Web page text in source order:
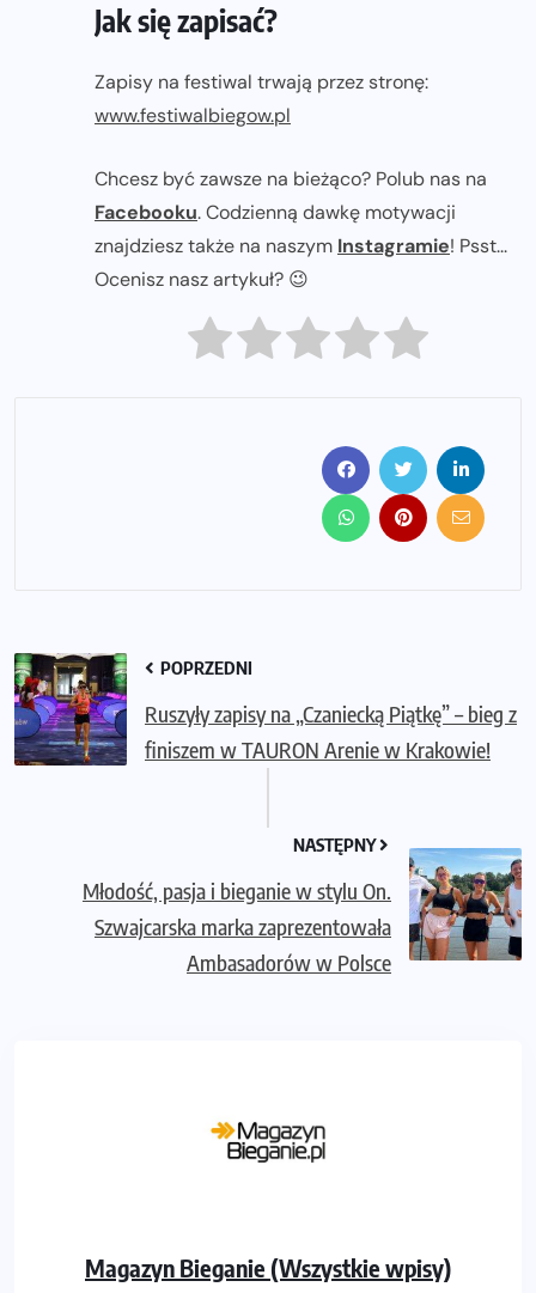
Jak się zapisać?
Zapisy na festiwal trwają przez stronę:
www.festiwalbiegow.pl
Chcesz być zawsze na bieżąco? Polub nas na
Facebooku. Codzienną dawkę motywacji
znajdziesz także na naszym Instagramie! Psst...
Ocenisz nasz artykuł? 😉
POPRZEDNI
Ruszyły zapisy na „Czaniecką Piątkę” – bieg z
finiszem w TAURON Arenie w Krakowie!
NASTĘPNY
Młodość, pasja i bieganie w stylu On.
Szwajcarska marka zaprezentowała
Ambasadorów w Polsce
Magazyn Bieganie (Wszystkie wpisy)